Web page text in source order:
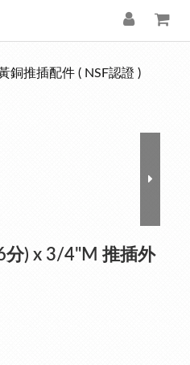
銅推插配件 ( NSF認證 )
分) x 3/4"M 推插外